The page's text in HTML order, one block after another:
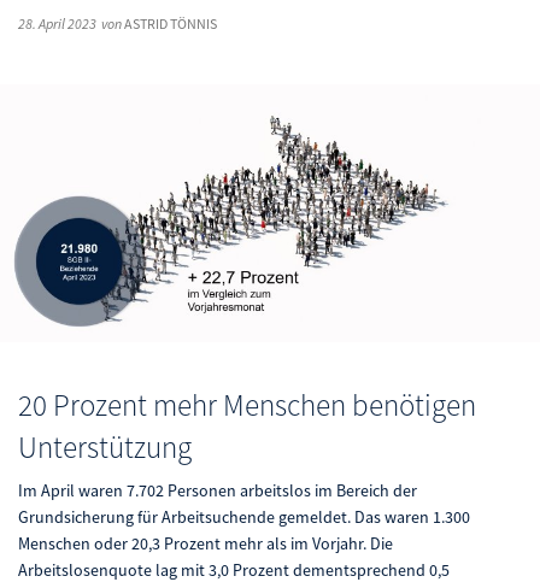
28. April 2023 vonASTRID TÖNNIS
20 Prozent mehr Menschen benötigen
Unterstützung
Im April waren 7.702 Personen arbeitslos im Bereich der
Grundsicherung für Arbeitsuchende gemeldet. Das waren 1.300
Menschen oder 20,3 Prozent mehr als im Vorjahr. Die
Arbeitslosenquote lag mit 3,0 Prozent dementsprechend 0,5